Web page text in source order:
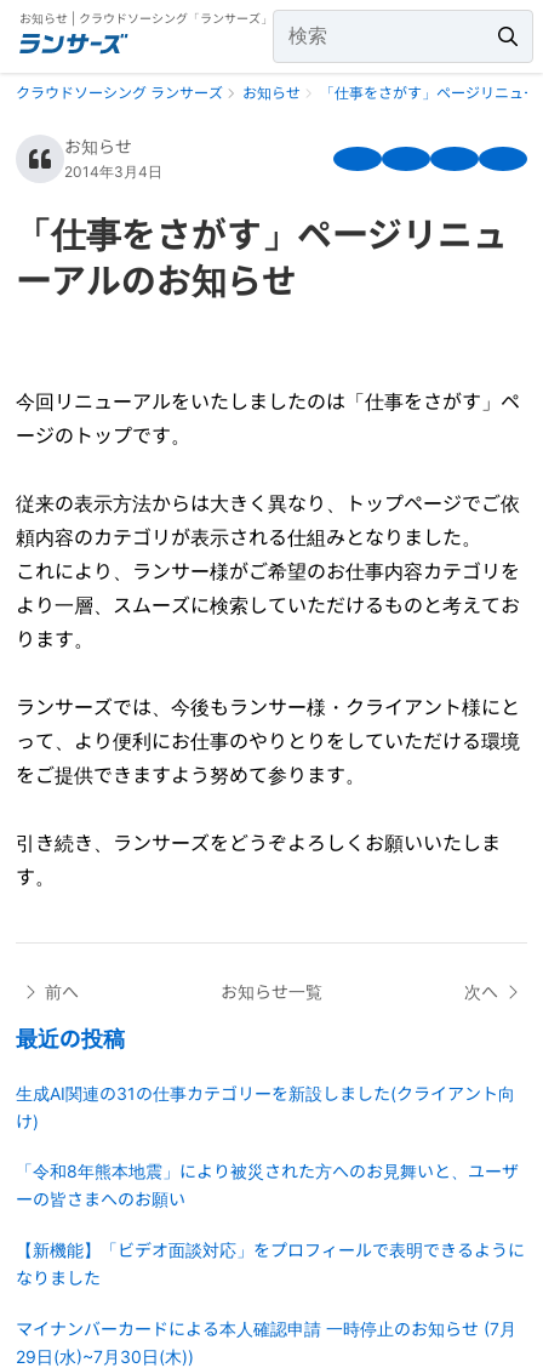
お知らせ | クラウドソーシング「ランサーズ」
クラウドソーシング ランサーズ お知らせ 「仕事をさがす」ページリニュ
お知らせ
2014年3月4日
「仕事をさがす」ページリニュ
ーアルのお知らせ
今回リニューアルをいたしましたのは「仕事をさがす」ペ
ージのトップです。
従来の表示方法からは大きく異なり、トップページでご依
頼内容のカテゴリが表示される仕組みとなりました。
これにより、ランサー様がご希望のお仕事内容カテゴリを
より一層、スムーズに検索していただけるものと考えてお
ります。
ランサーズでは、今後もランサー様・クライアント様にと
って、より便利にお仕事のやりとりをしていただける環境
をご提供できますよう努めて参ります。
引き続き、ランサーズをどうぞよろしくお願いいたしま
す。
前へ お知らせ一覧 次へ
最近の投稿
生成AI関連の31の仕事カテゴリーを新設しました(クライアント向
け)
「令和8年熊本地震」により被災された方へのお見舞いと、ユーザ
ーの皆さまへのお願い
【新機能】「ビデオ面談対応」をプロフィールで表明できるように
なりました
マイナンバーカードによる本人確認申請 一時停止のお知らせ (7月
29日(水)~7月30日(木))